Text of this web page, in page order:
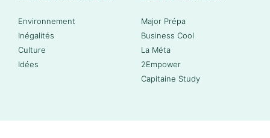
Environnement
Inégalités
Culture
Idées
Major Prépa
Business Cool
La Méta
2Empower
Capitaine Study